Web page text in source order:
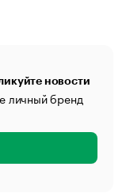
новости
личный бренд